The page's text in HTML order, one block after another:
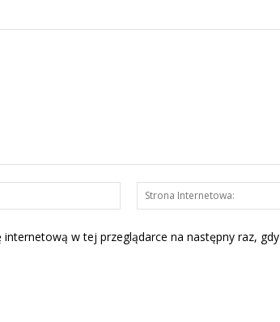
mail:*
w tej przeglądarce na następny raz, gdy